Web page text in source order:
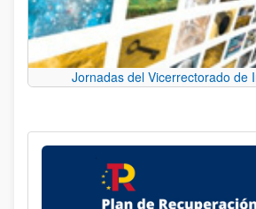
Jornadas del Vicerrectorado de